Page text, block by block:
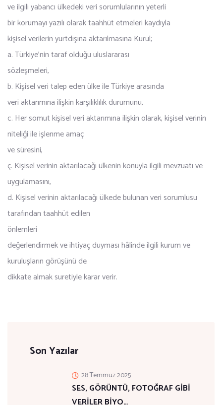
ve ilgili yabancı ülkedeki veri sorumlularının yeterli
bir korumayı yazılı olarak taahhüt etmeleri kaydıyla
kişisel verilerin yurtdışına aktarılmasına Kurul;
a. Türkiye’nin taraf olduğu uluslararası
sözleşmeleri,
b. Kişisel veri talep eden ülke ile Türkiye arasında
veri aktarımına ilişkin karşılıklılık durumunu,
c. Her somut kişisel veri aktarımına ilişkin olarak, kişisel verinin
niteliği ile işlenme amaç
ve süresini,
ç. Kişisel verinin aktarılacağı ülkenin konuyla ilgili mevzuatı ve
uygulamasını,
d. Kişisel verinin aktarılacağı ülkede bulunan veri sorumlusu
tarafından taahhüt edilen
önlemleri
değerlendirmek ve ihtiyaç duyması hâlinde ilgili kurum ve
kuruluşların görüşünü de
dikkate almak suretiyle karar verir.
Son Yazılar
SES, GÖRÜNTÜ, FOTOĞRAF GİBİ
VERİLER BİYO…
28 Temmuz 2025